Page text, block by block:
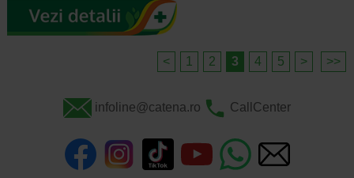
< 1 2 3 4 5 > >>
infoline@catena.ro CallCenter